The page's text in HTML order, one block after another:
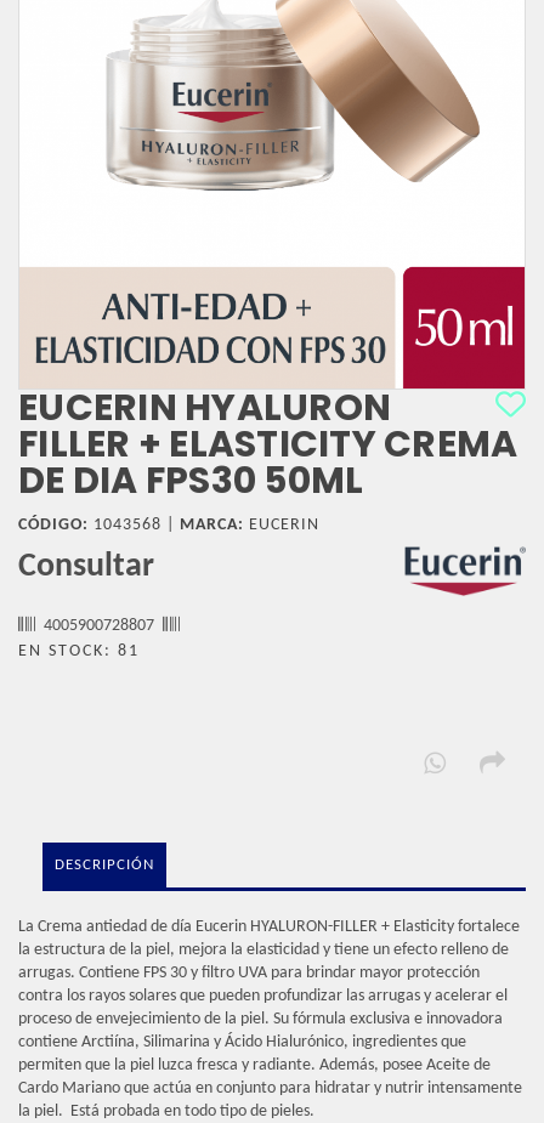
EUCERIN HYALURON
FILLER + ELASTICITY CREMA
DE DIA FPS30 50ML
CÓDIGO: 1043568 | MARCA: EUCERIN
Consultar
4005900728807
EN STOCK: 81
DESCRIPCIÓN
La Crema antiedad de día Eucerin HYALURON-FILLER + Elasticity fortalece
la estructura de la piel, mejora la elasticidad y tiene un efecto relleno de
arrugas. Contiene FPS 30 y filtro UVA para brindar mayor protección
contra los rayos solares que pueden profundizar las arrugas y acelerar el
proceso de envejecimiento de la piel. Su fórmula exclusiva e innovadora
contiene Arctiína, Silimarina y Ácido Hialurónico, ingredientes que
permiten que la piel luzca fresca y radiante. Además, posee Aceite de
Cardo Mariano que actúa en conjunto para hidratar y nutrir intensamente
la piel. Está probada en todo tipo de pieles.